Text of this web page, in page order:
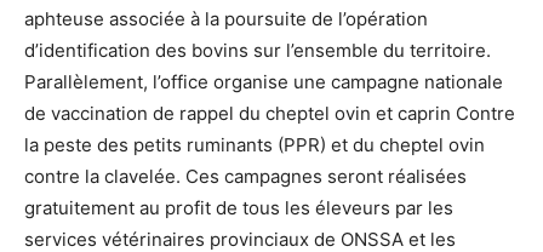
aphteuse associée à la poursuite de l’opération
d’identification des bovins sur l’ensemble du territoire.
Parallèlement, l’office organise une campagne nationale
de vaccination de rappel du cheptel ovin et caprin Contre
la peste des petits ruminants (PPR) et du cheptel ovin
contre la clavelée. Ces campagnes seront réalisées
gratuitement au profit de tous les éleveurs par les
services vétérinaires provinciaux de ONSSA et les